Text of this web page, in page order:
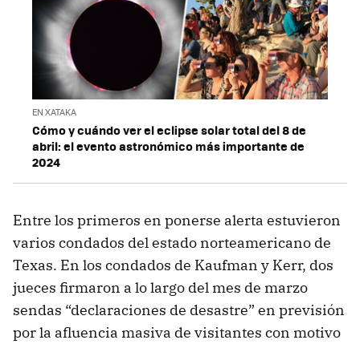
EN XATAKA
Cómo y cuándo ver el eclipse solar total del 8 de
abril: el evento astronómico más importante de
2024
Entre los primeros en ponerse alerta estuvieron
varios condados del estado norteamericano de
Texas. En los condados de Kaufman y Kerr, dos
jueces firmaron a lo largo del mes de marzo
sendas “declaraciones de desastre” en previsión
por la afluencia masiva de visitantes con motivo